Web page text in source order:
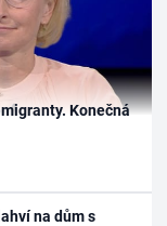
Konečná
na dům s